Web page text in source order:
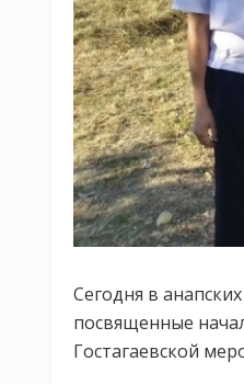
Сегодня в
посвященные
Гостагаевской